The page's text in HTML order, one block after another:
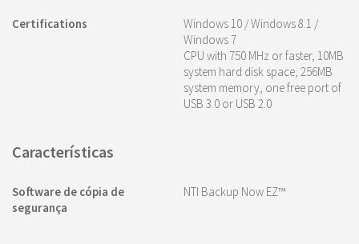
Certifications
Windows 10 / Windows 8.1 /
Windows 7
CPU with 750 MHz or faster, 10MB
system hard disk space, 256MB
system memory, one free port of
USB 3.0 or USB 2.0
Características
Software de cópia de
segurança
NTI Backup Now EZ™